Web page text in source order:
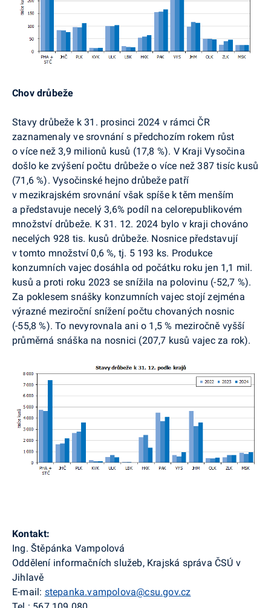
Chov drůbeže
Stavy drůbeže k 31. prosinci 2024 v rámci ČR
zaznamenaly ve srovnání s předchozím rokem růst
o více než 3,9 milionů kusů (17,8 %). V Kraji Vysočina
došlo ke zvýšení počtu drůbeže o více než 387 tisíc kusů
(71,6 %). Vysočinské hejno drůbeže patří
v mezikrajském srovnání však spíše k těm menším
a představuje necelý 3,6% podíl na celorepublikovém
množství drůbeže. K 31. 12. 2024 bylo v kraji chováno
necelých 928 tis. kusů drůbeže. Nosnice představují
v tomto množství 0,6 %, tj. 5 193 ks. Produkce
konzumních vajec dosáhla od počátku roku jen 1,1 mil.
kusů a proti roku 2023 se snížila na polovinu (-52,7 %).
Za poklesem snášky konzumních vajec stojí zejména
výrazné meziroční snížení počtu chovaných nosnic
(-55,8 %). To nevyrovnala ani o 1,5 % meziročně vyšší
průměrná snáška na nosnici (207,7 kusů vajec za rok).
Kontakt:
Ing. Štěpánka Vampolová
Oddělení informačních služeb, Krajská správa ČSÚ v
Jihlavě
E-mail: stepanka.vampolova@csu.gov.cz